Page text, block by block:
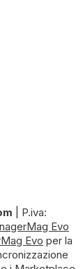
P.iva:
Evo
Evo per la